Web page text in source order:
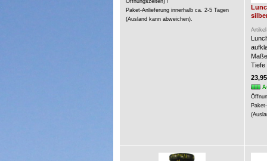
Öffnungszeiten) /
Paket-Anlieferung innerhalb ca. 2-5 Tagen
(Ausland kann abweichen).
Tiefe